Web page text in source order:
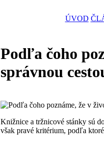
ÚVOD
Podľa čoho
správnou
Knižnice a tržnicové stánky sú
však pravé kritérium, podľa